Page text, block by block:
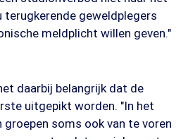
terugkerende geweldplegers
meldplicht willen geven."
daarbij belangrijk dat de
uitgepikt worden. "In het
soms ook van te voren